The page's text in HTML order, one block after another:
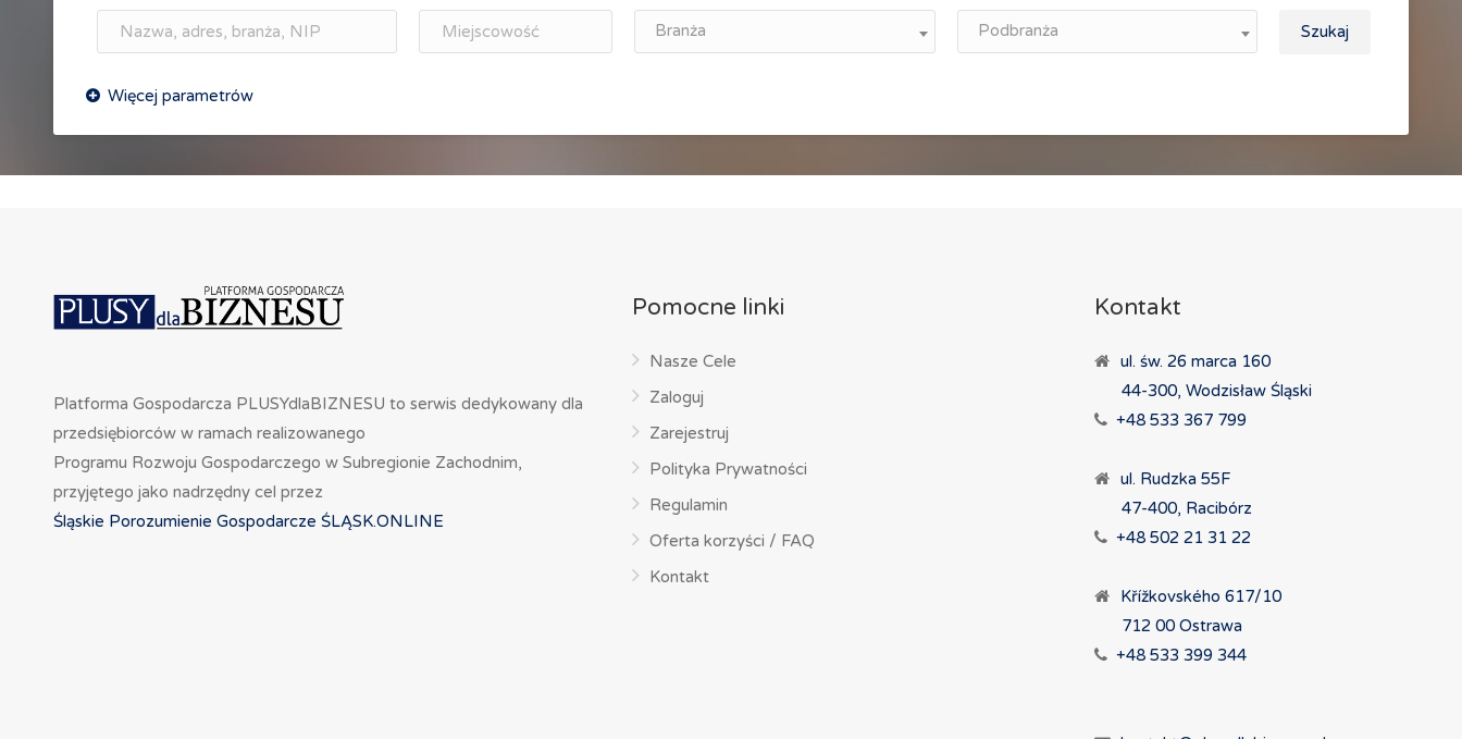
Branża Podbranża Szukaj
Platforma Gospodarcza PLUSYdlaBIZNESU to serwis dedykowany dla
przedsiębiorców w ramach realizowanego
Programu Rozwoju Gospodarczego w Subregionie Zachodnim,
przyjętego jako nadrzędny cel przez
Śląskie Porozumienie Gospodarcze ŚLĄSK.ONLINE
Pomocne linki
Nasze Cele
Zaloguj
Zarejestruj
Polityka Prywatności
Regulamin
Oferta korzyści / FAQ
Kontakt
Kontakt
ul. św. 26 marca 160
44-300, Wodzisław Śląski
+48 533 367 799
ul. Rudzka 55F
47-400, Racibórz
+48 502 21 31 22
Křížkovského 617/10
712 00 Ostrawa
+48 533 399 344